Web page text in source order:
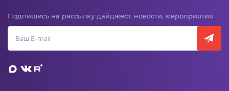
Подпишись на рассылку дайджест, новости, мероприятия